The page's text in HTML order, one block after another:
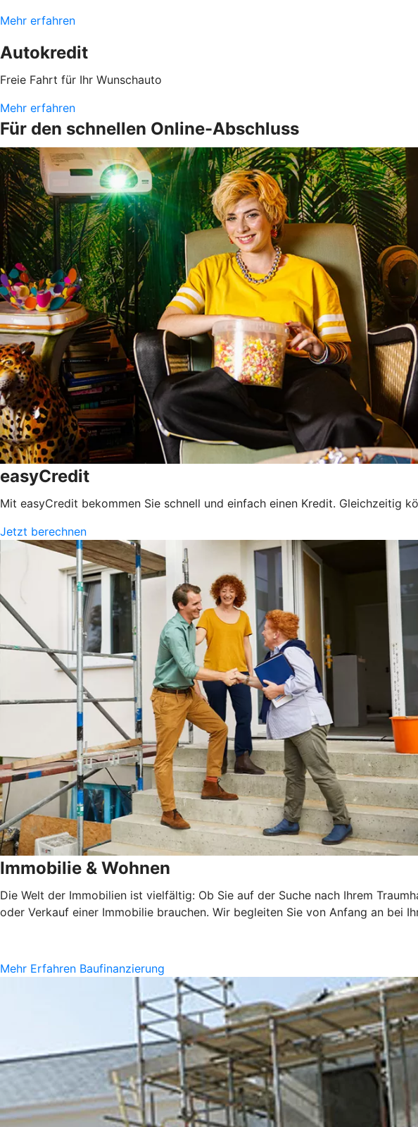
Mehr erfahren
Autokredit
Freie Fahrt für Ihr Wunschauto
Mehr erfahren
Für den schnellen Online-Abschluss
easyCredit
Mit easyCredit bekommen Sie schnell und einfach einen Kredit. Gleichzeitig
Jetzt berechnen
Immobilie & Wohnen
Die Welt der Immobilien ist vielfältig: Ob Sie auf der Suche nach Ihrem
oder Verkauf einer Immobilie brauchen. Wir begleiten Sie von Anfang an bei
Mehr Erfahren Baufinanzierung